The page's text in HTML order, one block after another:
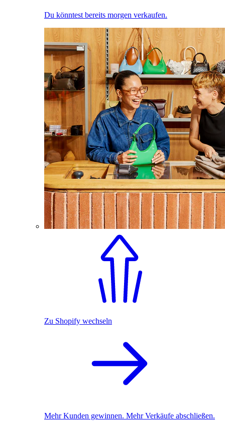
Du könntest bereits morgen verkaufen.
Zu Shopify wechseln
Mehr Kunden gewinnen. Mehr Verkäufe abschließen.